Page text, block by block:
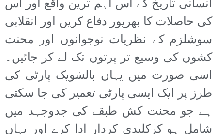
انسانی تاریخ کے اس اہم ترین واقع اور اس
کی حاصلات کا بھرپور دفاع کریں اور انقلابی
سوشلزم کے نظریات نوجوانوں اور محنت
کشوں کی وسیع تر پرتوں تک لے کر جائیں۔
اسی صورت میں یہاں بالشویک پارٹی کی
طرز پر ایک ایسی پارٹی تعمیر کی جا سکتی
ہے جو محنت کش طبقے کی جدوجہد میں